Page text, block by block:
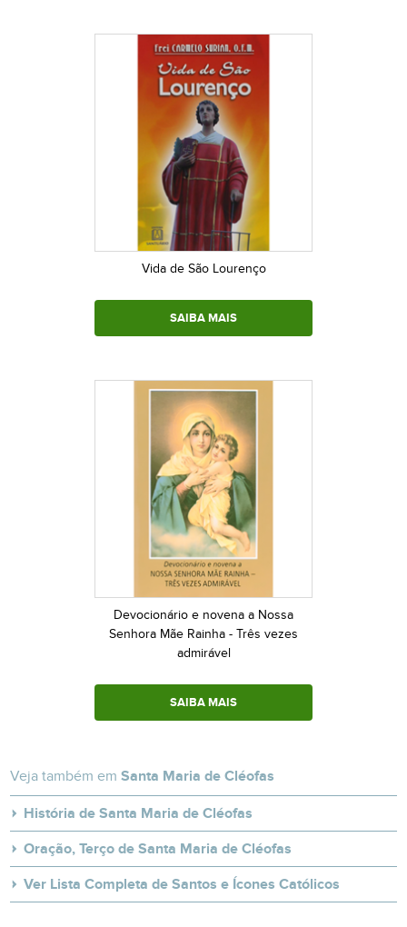
Vida de São Lourenço
SAIBA MAIS
Devocionário e novena a Nossa
Senhora Mãe Rainha - Três vezes
admirável
SAIBA MAIS
Veja também emSanta Maria de Cléofas
História de Santa Maria de Cléofas
Oração, Terço de Santa Maria de Cléofas
Ver Lista Completa de Santos e Ícones Católicos